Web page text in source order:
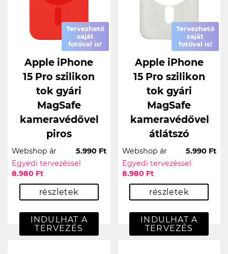
Tervezhető
saját
fotóval is!
Apple iPhone
15 Pro szilikon
tok gyári
MagSafe
kameravédővel
piros
Webshop ár
5.990 Ft
Egyedi tervezéssel
8.980 Ft
részletek
INDULHAT A
TERVEZÉS
Tervezhető
saját
fotóval is!
Apple iPhone
15 Pro szilikon
tok gyári
MagSafe
kameravédővel
átlátszó
Webshop ár
5.990 Ft
Egyedi tervezéssel
8.980 Ft
részletek
INDULHAT A
TERVEZÉS